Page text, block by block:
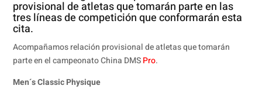
provisional de atletas que tomarán parte en las
tres líneas de competición que conformarán esta
cita.
Acompañamos relación provisional de atletas que tomarán
parte en el campeonato China DMSPro.
Men´s Classic Physique